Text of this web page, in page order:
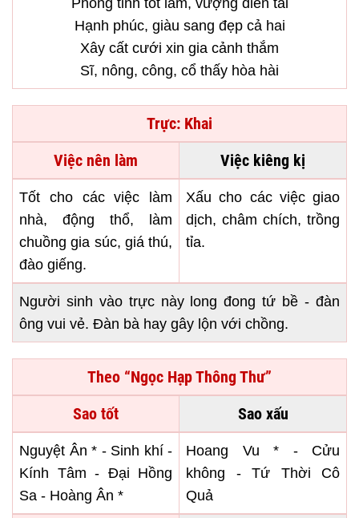
Phòng tinh tốt lắm, vượng điền tài
Hạnh phúc, giàu sang đẹp cả hai
Xây cất cưới xin gia cảnh thắm
Sĩ, nông, công, cổ thấy hòa hài
Trực: Khai
Việc nên làm
Việc kiêng kị
Tốt cho các việc làm
nhà, động thổ, làm
chuồng gia súc, giá thú,
đào giếng.
Xấu cho các việc giao
dịch, châm chích, trồng
tỉa.
Người sinh vào trực này long đong tứ bề - đàn
ông vui vẻ. Đàn bà hay gây lộn với chồng.
Theo “Ngọc Hạp Thông Thư”
Sao tốt
Sao xấu
Nguyệt Ân * - Sinh khí -
Kính Tâm - Đại Hồng
Sa - Hoàng Ân *
Hoang Vu * - Cửu
không - Tứ Thời Cô
Quả